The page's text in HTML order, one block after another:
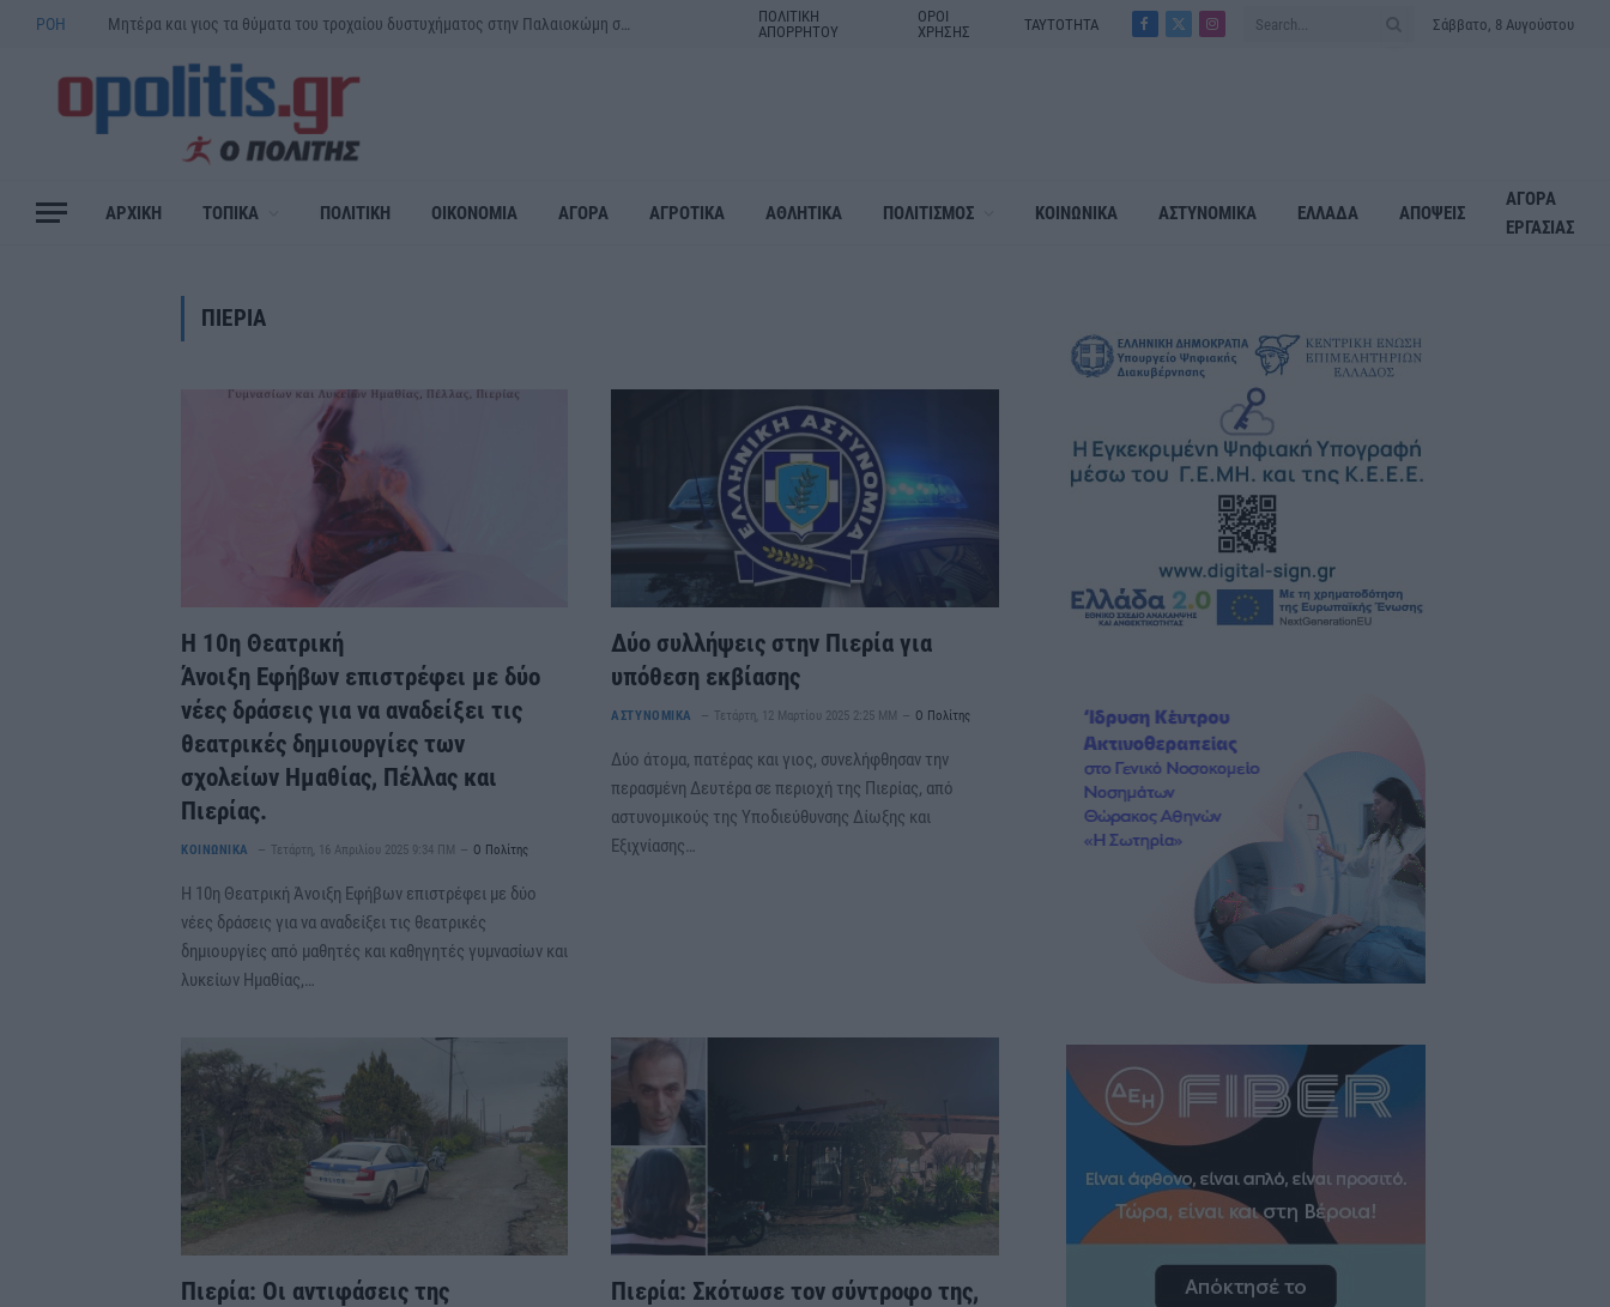
ΡΟΗ
ΠΟΛΙΤΙΚΗ
ΑΠΟΡΡΗΤΟΥ
ΟΡΟΙ
ΧΡΗΣΗΣ
ΤΑΥΤΟΤΗΤΑ
Facebook
X
Instagram
Σάββατο, 8 Αυγούστου
ΑΡΧΙΚΗ ΤΟΠΙΚΑ ΠΟΛΙΤΙΚΗ ΟΙΚΟΝΟΜΙΑ ΑΓΟΡΑ ΑΓΡΟΤΙΚΑ ΑΘΛΗΤΙΚΑ ΠΟΛΙΤΙΣΜΟΣ ΚΟΙΝΩΝΙΚΑ ΑΣΤΥΝΟΜΙΚΑ ΕΛΛΑΔΑ ΑΠΟΨΕΙΣ
ΑΓΟΡΑ
ΕΡΓΑΣΙΑΣ
ΠΙΕΡΙΑ
Η 10η Θεατρική
Άνοιξη Εφήβων επιστρέφει με δύο
νέες δράσεις για να αναδείξει τις
θεατρικές δημιουργίες των
σχολείων Ημαθίας, Πέλλας και
Πιερίας.
ΚΟΙΝΩΝΙΚΑ Τετάρτη, 16 Απριλίου 2025 9:34 ΠΜ Ο Πολίτης
Η 10η Θεατρική Άνοιξη Εφήβων επιστρέφει με δύο
νέες δράσεις για να αναδείξει τις θεατρικές
δημιουργίες από μαθητές και καθηγητές γυμνασίων και
λυκείων Ημαθίας,…
Δύο συλλήψεις στην Πιερία για
υπόθεση εκβίασης
ΑΣΤΥΝΟΜΙΚΑ Τετάρτη, 12 Μαρτίου 2025 2:25 ΜΜ Ο Πολίτης
Δύο άτομα, πατέρας και γιος, συνελήφθησαν την
περασμένη Δευτέρα σε περιοχή της Πιερίας, από
αστυνομικούς της Υποδιεύθυνσης Δίωξης και
Εξιχνίασης…
Πιερία: Οι αντιφάσεις της
Πιερία: Σκότωσε τον σύντροφο της,